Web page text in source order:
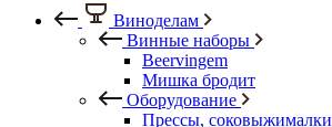
Виноделам
Винные наборы
Beervingem
Мишка бродит
Оборудование
Прессы, соковыжималки